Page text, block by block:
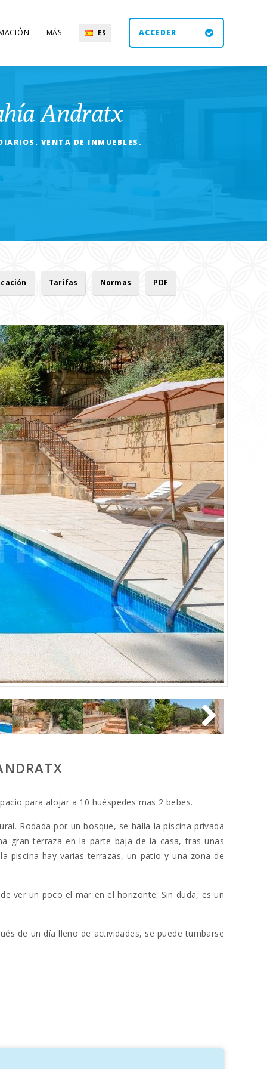
MÁS ES ACCEDER
Andratx
VENTA DE INMUEBLES.
Tarifas Normas PDF
para alojar a 10 huéspedes mas 2 bebes.
Rodada por un bosque, se halla la piscina privada
gran terraza en la parte baja de la casa, tras unas
piscina hay varias terrazas, un patio y una zona de
ver un poco el mar en el horizonte. Sin duda, es un
de un día lleno de actividades, se puede tumbarse
van a la primera planta donde se encuentran